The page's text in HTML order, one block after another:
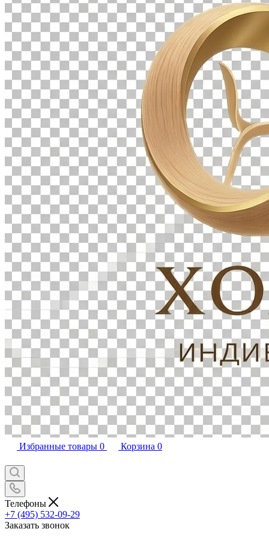
Избранные товары 0 Корзина 0
Телефоны
+7 (495) 532-09-29
Заказать звонок